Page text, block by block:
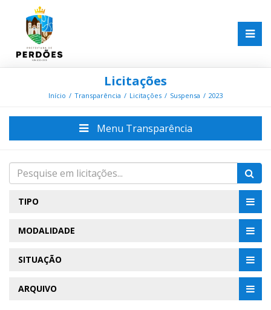
Licitações
Início Transparência Licitações Suspensa 2023
Menu Transparência
TIPO
MODALIDADE
SITUAÇÃO
ARQUIVO